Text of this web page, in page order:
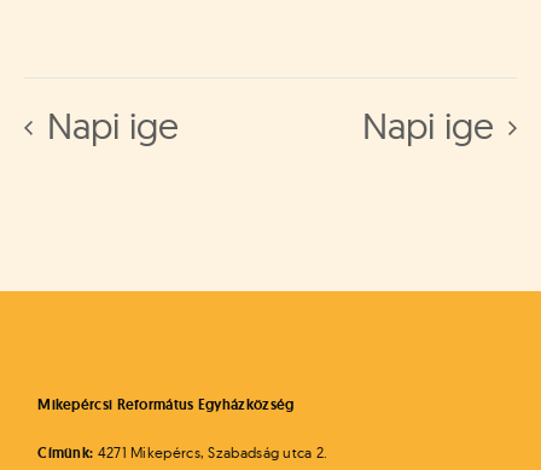
Napi ige Napi ige
Mikepércsi Református Egyházközség
Címünk: 4271 Mikepércs, Szabadság utca 2.